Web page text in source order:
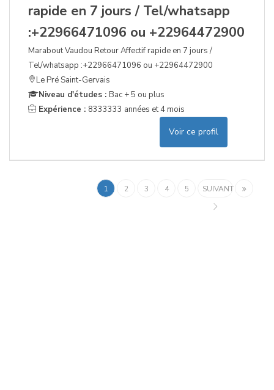
rapide en 7 jours / Tel/whatsapp
:+22966471096 ou +22964472900
Marabout Vaudou Retour Affectif rapide en 7 jours /
Tel/whatsapp :+22966471096 ou +22964472900
Le Pré Saint-Gervais
Niveau d'études : Bac + 5 ou plus
Expérience : 8333333 années et 4 mois
Voir ce profil
1 2 3 4 5 SUIVANT